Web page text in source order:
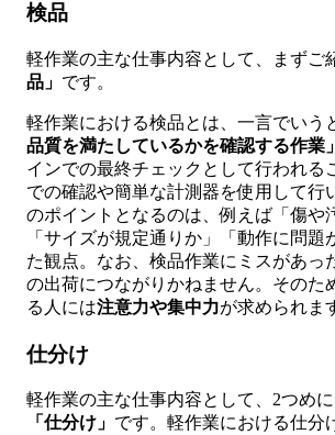
検品
軽作業の主な仕事内容として、まずご
品」 です。
軽作業における検品とは、一言でいう
品質を満たしているかを確認する作業」
インでの最終チェックとして行われる
での確認や簡単な計測器を使用して行
のポイントとなるのは、例えば「傷や
「サイズが規定通りか」「動作に問題
た観点。なお、検品作業にミスがあっ
の出荷につながりかねません。そのた
る人には注意力や集中力が求められま
仕分け
軽作業の主な仕事内容として、2つめ
「仕分け」 です。軽作業における仕分